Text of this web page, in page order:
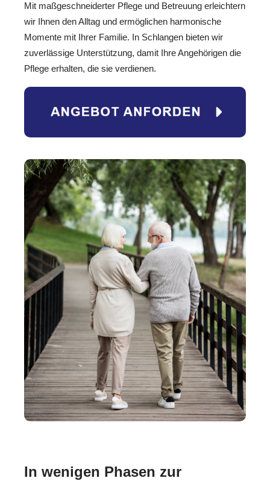
Mit maßgeschneiderter Pflege und Betreuung erleichtern
wir Ihnen den Alltag und ermöglichen harmonische
Momente mit Ihrer Familie. In Schlangen bieten wir
zuverlässige Unterstützung, damit Ihre Angehörigen die
Pflege erhalten, die sie verdienen.
In wenigen Phasen zur